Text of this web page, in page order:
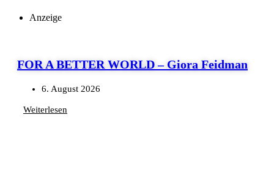
Anzeige
FOR A BETTER WORLD – Giora Feidman
6. August 2026
Weiterlesen